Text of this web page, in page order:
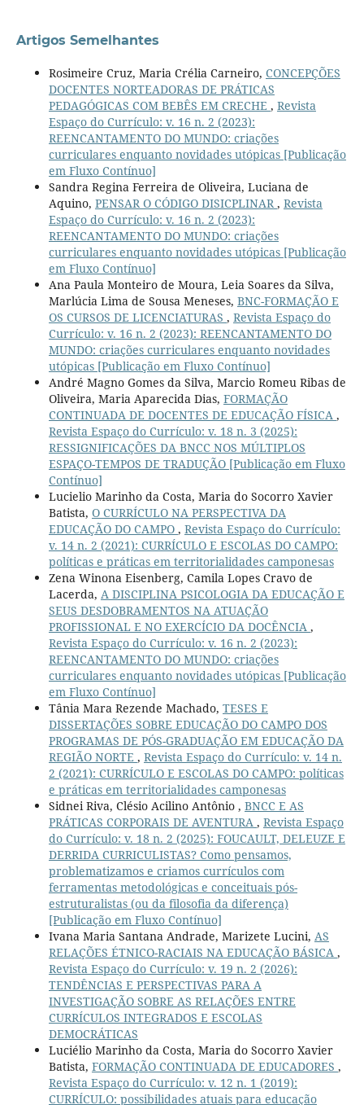
Artigos Semelhantes
Rosimeire Cruz, Maria Crélia Carneiro, CONCEPÇÕES
DOCENTES NORTEADORAS DE PRÁTICAS
PEDAGÓGICAS COM BEBÊS EM CRECHE , Revista
Espaço do Currículo: v. 16 n. 2 (2023):
REENCANTAMENTO DO MUNDO: criações
curriculares enquanto novidades utópicas [Publicação
em Fluxo Contínuo]
Sandra Regina Ferreira de Oliveira, Luciana de
Aquino, PENSAR O CÓDIGO DISICPLINAR , Revista
Espaço do Currículo: v. 16 n. 2 (2023):
REENCANTAMENTO DO MUNDO: criações
curriculares enquanto novidades utópicas [Publicação
em Fluxo Contínuo]
Ana Paula Monteiro de Moura, Leia Soares da Silva,
Marlúcia Lima de Sousa Meneses, BNC-FORMAÇÃO E
OS CURSOS DE LICENCIATURAS , Revista Espaço do
Currículo: v. 16 n. 2 (2023): REENCANTAMENTO DO
MUNDO: criações curriculares enquanto novidades
utópicas [Publicação em Fluxo Contínuo]
André Magno Gomes da Silva, Marcio Romeu Ribas de
Oliveira, Maria Aparecida Dias, FORMAÇÃO
CONTINUADA DE DOCENTES DE EDUCAÇÃO FÍSICA ,
Revista Espaço do Currículo: v. 18 n. 3 (2025):
RESSIGNIFICAÇÕES DA BNCC NOS MÚLTIPLOS
ESPAÇO-TEMPOS DE TRADUÇÃO [Publicação em Fluxo
Contínuo]
Lucielio Marinho da Costa, Maria do Socorro Xavier
Batista, O CURRÍCULO NA PERSPECTIVA DA
EDUCAÇÃO DO CAMPO , Revista Espaço do Currículo:
v. 14 n. 2 (2021): CURRÍCULO E ESCOLAS DO CAMPO:
políticas e práticas em territorialidades camponesas
Zena Winona Eisenberg, Camila Lopes Cravo de
Lacerda, A DISCIPLINA PSICOLOGIA DA EDUCAÇÃO E
SEUS DESDOBRAMENTOS NA ATUAÇÃO
PROFISSIONAL E NO EXERCÍCIO DA DOCÊNCIA ,
Revista Espaço do Currículo: v. 16 n. 2 (2023):
REENCANTAMENTO DO MUNDO: criações
curriculares enquanto novidades utópicas [Publicação
em Fluxo Contínuo]
Tânia Mara Rezende Machado, TESES E
DISSERTAÇÕES SOBRE EDUCAÇÃO DO CAMPO DOS
PROGRAMAS DE PÓS-GRADUAÇÃO EM EDUCAÇÃO DA
REGIÃO NORTE , Revista Espaço do Currículo: v. 14 n.
2 (2021): CURRÍCULO E ESCOLAS DO CAMPO: políticas
e práticas em territorialidades camponesas
Sidnei Riva, Clésio Acilino Antônio , BNCC E AS
PRÁTICAS CORPORAIS DE AVENTURA , Revista Espaço
do Currículo: v. 18 n. 2 (2025): FOUCAULT, DELEUZE E
DERRIDA CURRICULISTAS? Como pensamos,
problematizamos e criamos currículos com
ferramentas metodológicas e conceituais pós-
estruturalistas (ou da filosofia da diferença)
[Publicação em Fluxo Contínuo]
Ivana Maria Santana Andrade, Marizete Lucini, AS
RELAÇÕES ÉTNICO-RACIAIS NA EDUCAÇÃO BÁSICA ,
Revista Espaço do Currículo: v. 19 n. 2 (2026):
TENDÊNCIAS E PERSPECTIVAS PARA A
INVESTIGAÇÃO SOBRE AS RELAÇÕES ENTRE
CURRÍCULOS INTEGRADOS E ESCOLAS
DEMOCRÁTICAS
Luciélio Marinho da Costa, Maria do Socorro Xavier
Batista, FORMAÇÃO CONTINUADA DE EDUCADORES ,
Revista Espaço do Currículo: v. 12 n. 1 (2019):
CURRÍCULO: possibilidades atuais para educação